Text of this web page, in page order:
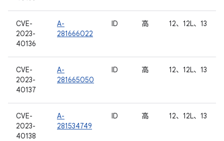
CVE-
2023-
40136
A-
281666022
ID 高 12、12L、13
CVE-
2023-
40137
A-
281665050
ID 高 12、12L、13
CVE-
2023-
40138
A-
281534749
ID 高 12、12L、13